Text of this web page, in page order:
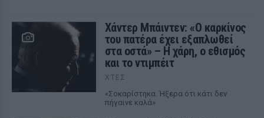
Χάντερ Μπάιντεν: «Ο καρκίνος
του πατέρα έχει εξαπλωθεί
στα οστά» – Η χάρη, ο εθισμός
και το ντιμπέιτ
ΧΤΕΣ
«Σοκαρίστηκα. Ήξερα ότι κάτι δεν
πήγαινε καλά»